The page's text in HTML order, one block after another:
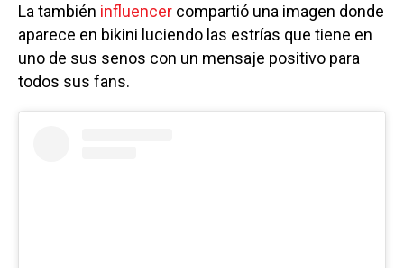
La también influencer compartió una imagen donde
aparece en bikini luciendo las estrías que tiene en
uno de sus senos con un mensaje positivo para
todos sus fans.